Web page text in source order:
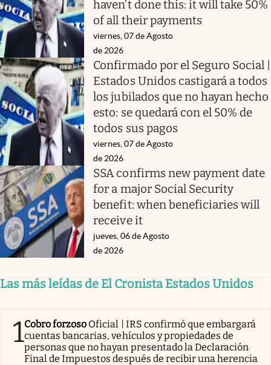
haven’t done this: it will take 50%
of all their payments
viernes, 07 de Agosto
de 2026
Confirmado por el Seguro Social |
Estados Unidos castigará a todos
los jubilados que no hayan hecho
esto: se quedará con el 50% de
todos sus pagos
viernes, 07 de Agosto
de 2026
SSA confirms new payment date
for a major Social Security
benefit: when beneficiaries will
receive it
jueves, 06 de Agosto
de 2026
Las más leídas de El Cronista Estados Unidos
1Cobro forzoso Oficial | IRS confirmó que embargará
cuentas bancarias, vehículos y propiedades de
personas que no hayan presentado la Declaración
Final de Impuestos después de recibir una herencia